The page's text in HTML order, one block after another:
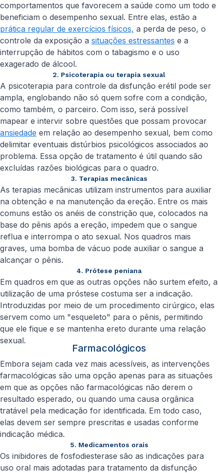
comportamentos que favorecem a saúde como um todo e
beneficiam o desempenho sexual. Entre elas, estão a
prática regular de exercícios físicos, a perda de peso, o
controle da exposição a situações estressantes e a
interrupção de hábitos com o tabagismo e o uso
exagerado de álcool.
2. Psicoterapia ou terapia sexual
A psicoterapia para controle da disfunção erétil pode ser
ampla, englobando não só quem sofre com a condição,
como também, o parceiro. Com isso, será possível
mapear e intervir sobre questões que possam provocar
ansiedade em relação ao desempenho sexual, bem como
delimitar eventuais distúrbios psicológicos associados ao
problema. Essa opção de tratamento é útil quando são
excluídas razões biológicas para o quadro.
3. Terapias mecânicas
As terapias mecânicas utilizam instrumentos para auxiliar
na obtenção e na manutenção da ereção. Entre os mais
comuns estão os anéis de constrição que, colocados na
base do pênis após a ereção, impedem que o sangue
reflua e interrompa o ato sexual. Nos quadros mais
graves, uma bomba de vácuo pode auxiliar o sangue a
alcançar o pênis.
4. Prótese peniana
Em quadros em que as outras opções não surtem efeito, a
utilização de uma próstese costuma ser a indicação.
Introduzidas por meio de um procedimento cirúrgico, elas
servem como um "esqueleto" para o pênis, permitindo
que ele fique e se mantenha ereto durante uma relação
sexual.
Farmacológicos
Embora sejam cada vez mais acessíveis, as intervenções
farmacológicas são uma opção apenas para as situações
em que as opções não farmacológicas não derem o
resultado esperado, ou quando uma causa orgânica
tratável pela medicação for identificada. Em todo caso,
elas devem ser sempre prescritas e usadas conforme
indicação médica.
5. Medicamentos orais
Os inibidores de fosfodiesterase são as indicações para
uso oral mais adotadas para tratamento da disfunção